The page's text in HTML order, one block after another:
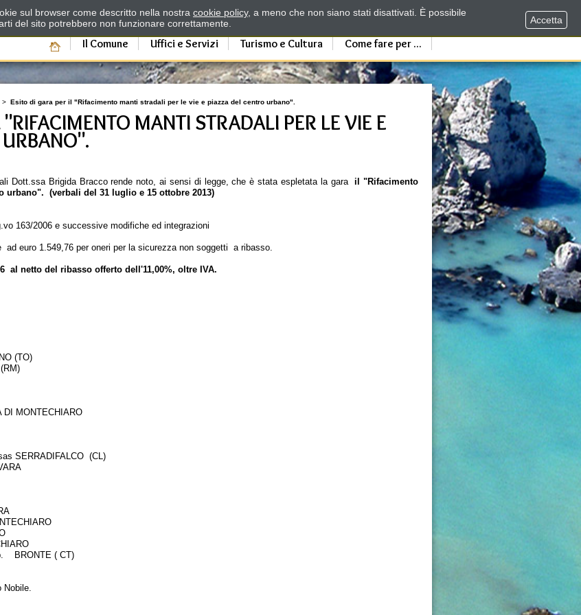
Il Comune Uffici e Servizi Turismo e Cultura Come fare per ...
> Esito di gara per il "Rifacimento manti stradali per le vie e piazza del centro urbano".
MANTI STRADALI PER LE VIE E
Dott.ssa Brigida Bracco rende noto, ai sensi di legge, che è stata espletata la gara il "Rifacimento
urbano". (verbali del 31 luglio e 15 ottobre 2013)
163/2006 e successive modifiche ed integrazioni
ad euro 1.549,76 per oneri per la sicurezza non soggetti a ribasso.
al netto del ribasso offerto dell'11,00%, oltre IVA.
(TO)
SERRADIFALCO (CL)
BRONTE ( CT)
Nobile.
sul browser come descritto nella nostra cookie policy, a meno che non siano stati disattivati. È possibile
del sito potrebbero non funzionare correttamente.
Accetta